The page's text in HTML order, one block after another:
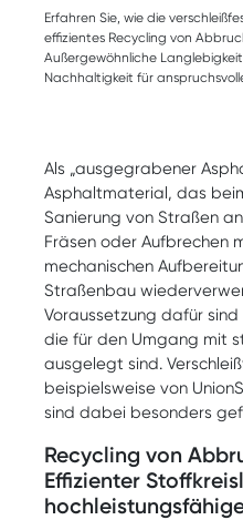
Erfahren Sie, wie die
effizientes Recycling von
Außergewöhnliche
Nachhaltigkeit für
Als „ausgegrabener
Asphaltmaterial, das
Sanierung von Straßen
Fräsen oder Aufbrechen
mechanischen
Straßenbau
Voraussetzung dafür
die für den Umgang mit
ausgelegt sind.
beispielsweise von
sind dabei besonders
Recycling von
Effizienter